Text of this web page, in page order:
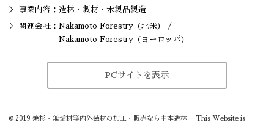
事業内容：造林・製材 ・木製品製造
関連会社： Nakamoto Forestry（北米）
/
Nakamoto Forestry（ヨーロッパ）
PCサイトを表示
© 2019 焼杉・無垢材等内外装材の加工・販売なら中本造林 This Website is